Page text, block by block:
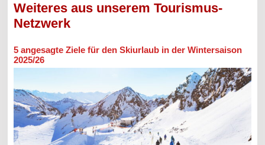
Weiteres aus unserem Tourismus-
Netzwerk
5 angesagte Ziele für den Skiurlaub in der Wintersaison
2025/26